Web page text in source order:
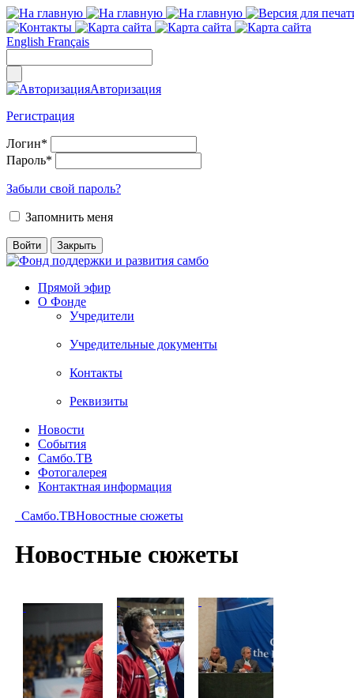
English Français
Авторизация
Регистрация
Логин*
Пароль*
Забыли свой пароль?
Запомнить меня
Прямой эфир
О Фонде
Учредители
Учредительные документы
Контакты
Реквизиты
Новости
События
Самбо.ТВ
Фотогалерея
Контактная информация
Самбо.ТВНовостные сюжеты
Новостные сюжеты